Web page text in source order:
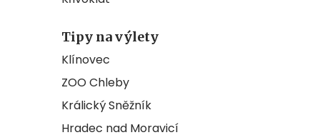
Tipy na výlety
Klínovec
ZOO Chleby
Králický Sněžník
Hradec nad Moravicí